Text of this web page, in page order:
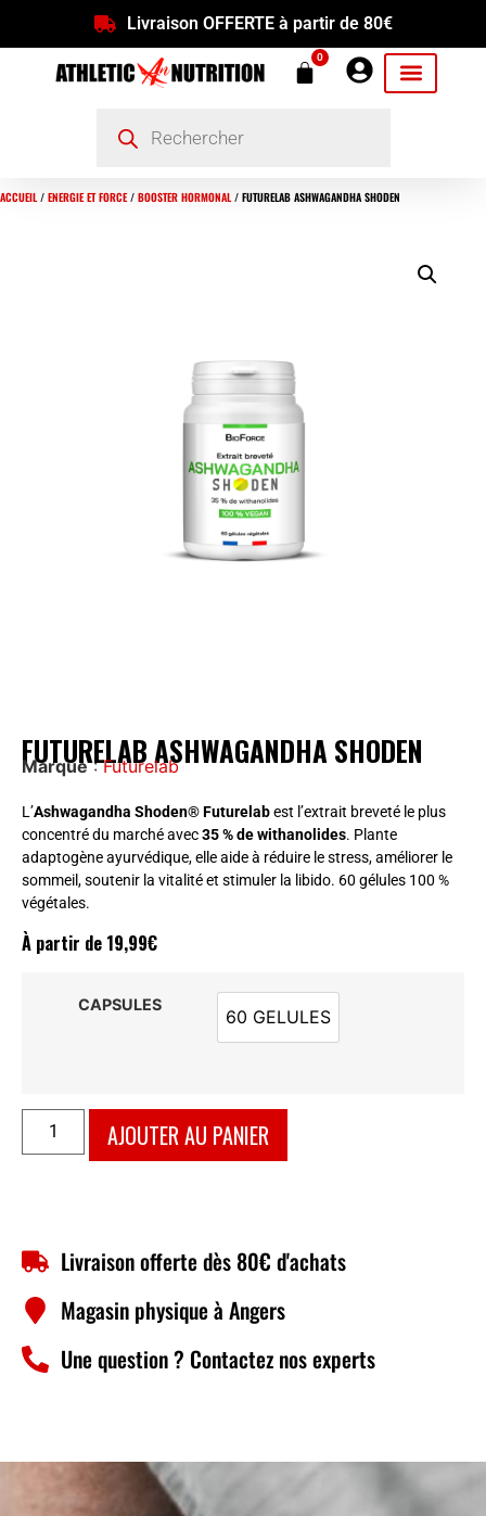
Livraison OFFERTE à partir de 80€
0
ACCUEIL/ ENERGIE ET FORCE/ BOOSTER HORMONAL/ FUTURELAB ASHWAGANDHA SHODEN
FUTURELAB ASHWAGANDHA SHODEN
Marque:Futurelab
L’Ashwagandha Shoden® Futurelabest l’extrait breveté le plus
concentré du marché avec35 % de withanolides. Plante
adaptogène ayurvédique, elle aide à réduire le stress, améliorer le
sommeil, soutenir la vitalité et stimuler la libido. 60 gélules 100 %
végétales.
À partir de 19,99€
CAPSULES
60 GELULES
60 GELULES
AJOUTER AU PANIER
Livraison offerte dès 80€ d'achats
Magasin physique à Angers
Une question ? Contactez nos experts